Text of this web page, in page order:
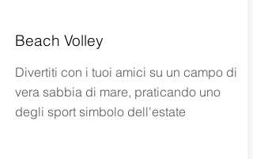
Beach Volley
Divertiti con i tuoi amici su un campo di
vera sabbia di mare, praticando uno
degli sport simbolo dell'estate